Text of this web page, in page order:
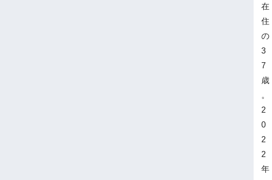
在
住
の
3
7
歳
。
2
0
2
2
年